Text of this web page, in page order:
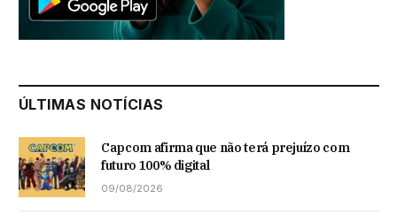
ÚLTIMAS NOTÍCIAS
Capcom afirma que não terá prejuízo com
futuro 100% digital
09/08/2026